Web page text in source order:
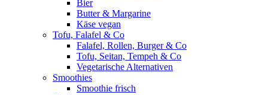
Bier
Butter & Margarine
Käse vegan
Tofu, Falafel & Co
Falafel, Rollen, Burger & Co
Tofu, Seitan, Tempeh & Co
Vegetarische Alternativen
Smoothies
Smoothie frisch